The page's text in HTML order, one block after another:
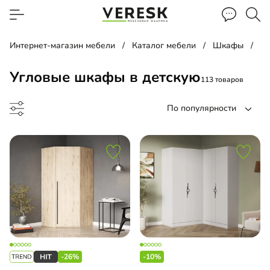
Интернет-магазин мебели Каталог мебели Шкафы
Угловые шкафы в детскую113 товаров
По популярности
угловой
шкаф
шкаф-витрина
-26% -10%